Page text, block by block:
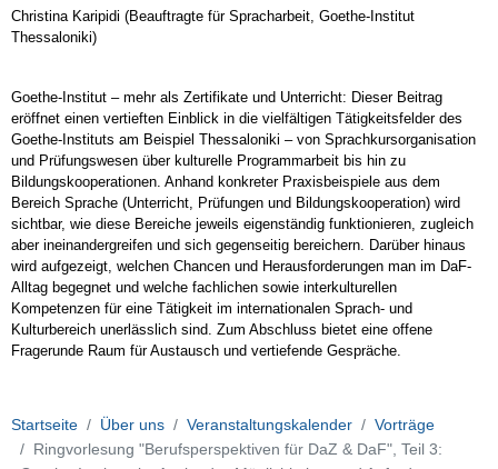
Bereich
Sprache
des
Beispiels
Thessaloniki
2026-
07-
09T16:15:00+02:00
2026-
07-
09T17:45:00+02:00
Dritter
Vortrag
der
Ringvorlesung
Christina Karipidi (Beauftragte für Spracharbeit, Goethe-Institut
Thessaloniki)
Goethe-Institut – mehr als Zertifikate und Unterricht: Dieser Beitrag
eröffnet einen vertieften Einblick in die vielfältigen Tätigkeitsfelder des
Goethe-Instituts am Beispiel Thessaloniki – von Sprachkursorganisation
und Prüfungswesen über kulturelle Programmarbeit bis hin zu
Bildungskooperationen. Anhand konkreter Praxisbeispiele aus dem
Bereich Sprache (Unterricht, Prüfungen und Bildungskooperation) wird
sichtbar, wie diese Bereiche jeweils eigenständig funktionieren, zugleich
aber ineinandergreifen und sich gegenseitig bereichern. Darüber hinaus
wird aufgezeigt, welchen Chancen und Herausforderungen man im DaF-
Alltag begegnet und welche fachlichen sowie interkulturellen
Kompetenzen für eine Tätigkeit im internationalen Sprach- und
Kulturbereich unerlässlich sind. Zum Abschluss bietet eine offene
Fragerunde Raum für Austausch und vertiefende Gespräche.
Startseite Über uns Veranstaltungskalender
Vorträge
Ringvorlesung "Berufsperspektiven für DaZ & DaF", Teil 3: